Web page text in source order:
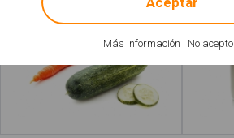
acerca de "Bebidas"
Leer más
Más información | No acepto